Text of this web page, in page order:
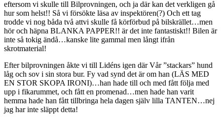
eftersom vi skulle till Bilprovningen, och ja där kan det verkligen gå
hur som helst!! Så vi försökte läsa av inspektören(?) Och ett tag
trodde vi nog båda två attvi skulle få körförbud på bilskrället…men
hör och häpna BLANKA PAPPER!! är det inte fantastiskt!! Bilen är
inte så tokig ändå…kanske lite gammal men långt ifrån
skrotmaterial!
Efter bilprovningen åkte vi till Lidéns igen där Vår ”stackars” hund
låg och sov i sin stora bur. Fy vad synd det är om han (LÄS MED
EN STOR SKOPA IRONI)…han hade till och med fått följa med
upp i fikarummet, och fått en promenad…men hade han varit
hemma hade han fått tillbringa hela dagen själv lilla TANTEN…nej
jag har inte släppt detta!